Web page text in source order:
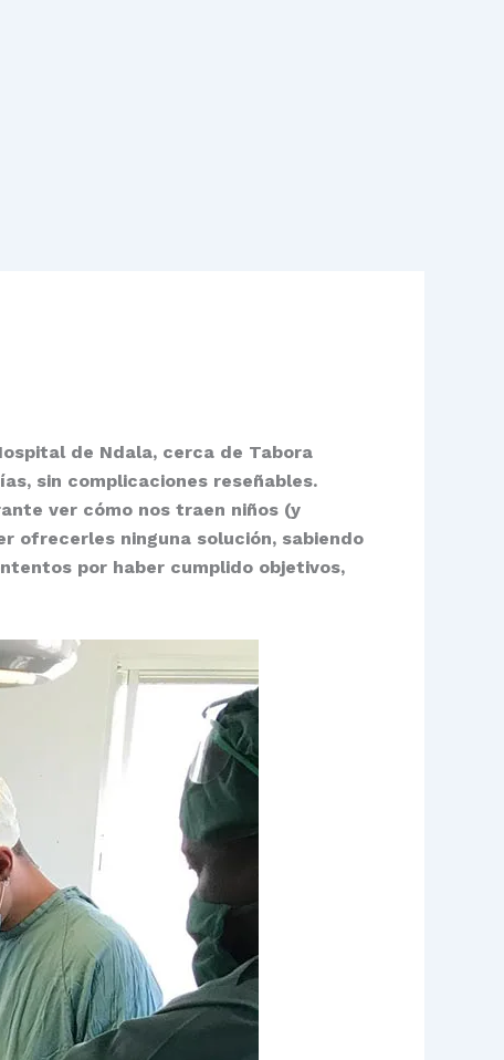
de Ndala, cerca de Tabora
sin complicaciones reseñables.
ver cómo nos traen niños (y
ofrecerles ninguna solución, sabiendo
por haber cumplido objetivos,